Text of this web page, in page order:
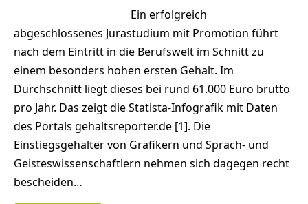
Ein erfolgreich
abgeschlossenes Jurastudium mit Promotion führt
nach dem Eintritt in die Berufswelt im Schnitt zu
einem besonders hohen ersten Gehalt. Im
Durchschnitt liegt dieses bei rund 61.000 Euro brutto
pro Jahr. Das zeigt die Statista-Infografik mit Daten
des Portals gehaltsreporter.de [1]. Die
Einstiegsgehälter von Grafikern und Sprach- und
Geisteswissenschaftlern nehmen sich dagegen recht
bescheiden…